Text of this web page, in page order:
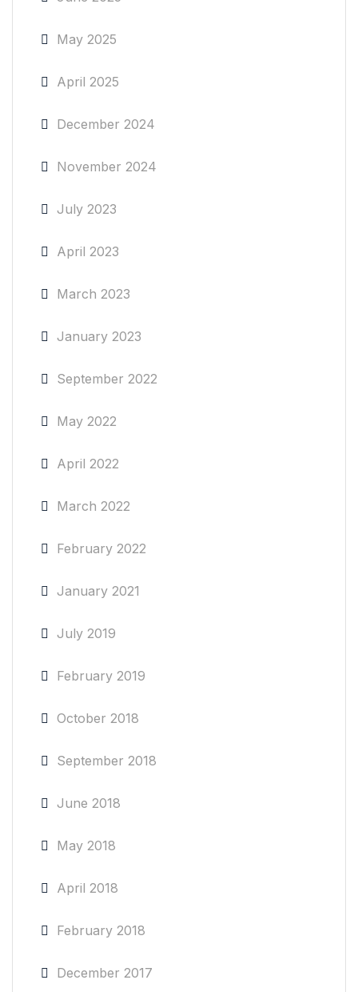
May 2025
April 2025
December 2024
November 2024
July 2023
April 2023
March 2023
January 2023
September 2022
May 2022
April 2022
March 2022
February 2022
January 2021
July 2019
February 2019
October 2018
September 2018
June 2018
May 2018
April 2018
February 2018
December 2017